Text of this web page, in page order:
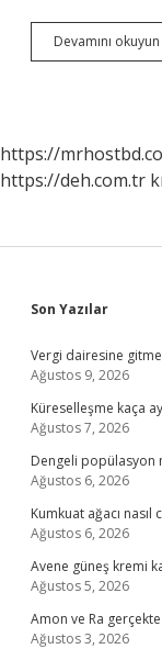
Devamını okuyun
https://
https://deh.com.tr
Sidebar
Son Yazılar
Vergi dairesine
Ağustos 9, 2026
Küreselleşme kaça
Ağustos 7, 2026
Dengeli popülasyon
Ağustos 6, 2026
Kumkuat ağacı nasıl
Ağustos 6, 2026
Avene güneş kremi
Ağustos 5, 2026
Amon ve Ra
Ağustos 3, 2026